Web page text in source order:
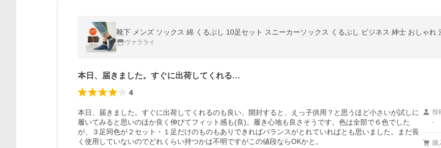
靴下 メンズ ソックス 綿 くるぶし 10足セット スニーカーソックス くるぶし ビジネス 紳士 おしゃれ
ヴァラライ
本日、届きました。すぐに出荷してくれる…
4
本日、届きました。すぐに出荷してくれるのも良い。開封すると、えっ子供用？と思うほど小さいが試しに
履いてみると思いのほか良く伸びてフィット感も(良)。履き心地も良さそうです。色は全部で６色でした
が、３足同色が２セット・１足だけのものもありできればバランスがとれていればとも思いました。まだ長
く使用していないのでどれくらい持つかは不明ですがこの値段ならOKかと。
投
-
購